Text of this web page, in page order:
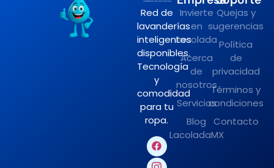
Red de
lavanderías
inteligentes
disponibles.
Tecnología
y
comodidad
para tu
ropa.
Invierte
en
Lacolada
Acerca
de
nosotros
Servicios
Blog
LacoladaMX
Quejas y
sugerencias
Política
de
privacidad
Términos y
condiciones
Contacto